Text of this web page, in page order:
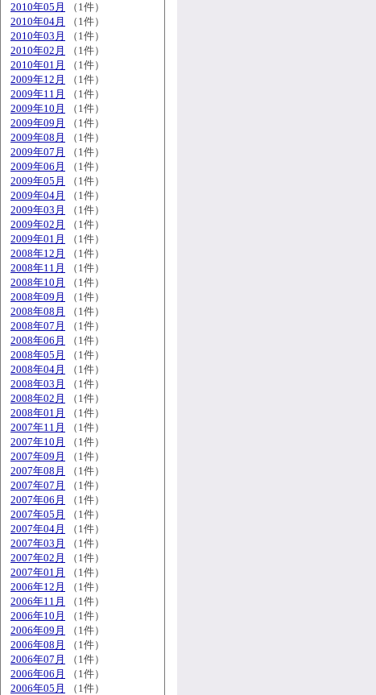
2010年05月
（1件）
2010年04月
（1件）
2010年03月
（1件）
2010年02月
（1件）
2010年01月
（1件）
2009年12月
（1件）
2009年11月
（1件）
2009年10月
（1件）
2009年09月
（1件）
2009年08月
（1件）
2009年07月
（1件）
2009年06月
（1件）
2009年05月
（1件）
2009年04月
（1件）
2009年03月
（1件）
2009年02月
（1件）
2009年01月
（1件）
2008年12月
（1件）
2008年11月
（1件）
2008年10月
（1件）
2008年09月
（1件）
2008年08月
（1件）
2008年07月
（1件）
2008年06月
（1件）
2008年05月
（1件）
2008年04月
（1件）
2008年03月
（1件）
2008年02月
（1件）
2008年01月
（1件）
2007年11月
（1件）
2007年10月
（1件）
2007年09月
（1件）
2007年08月
（1件）
2007年07月
（1件）
2007年06月
（1件）
2007年05月
（1件）
2007年04月
（1件）
2007年03月
（1件）
2007年02月
（1件）
2007年01月
（1件）
2006年12月
（1件）
2006年11月
（1件）
2006年10月
（1件）
2006年09月
（1件）
2006年08月
（1件）
2006年07月
（1件）
2006年06月
（1件）
2006年05月
（1件）